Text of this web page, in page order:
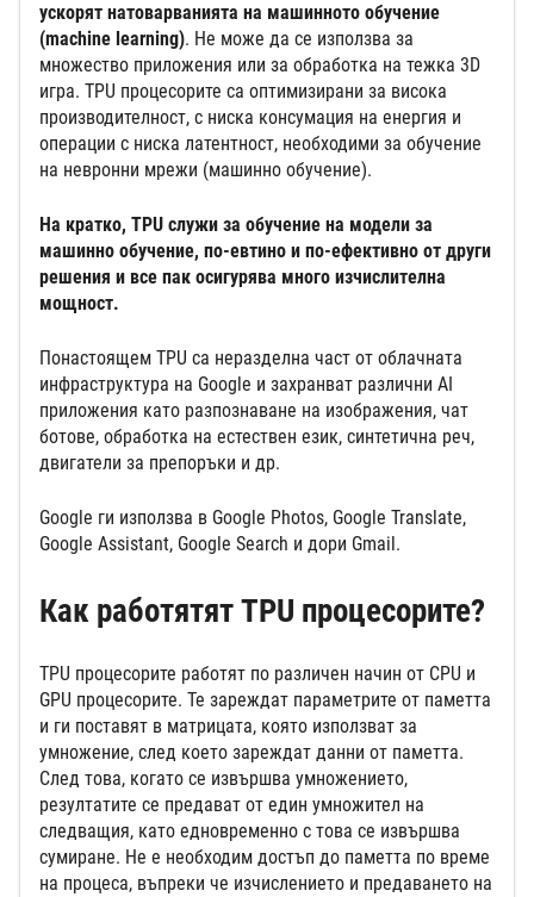
ускорят натоварванията на машинното обучение
(machine learning). Не може да се използва за
множество приложения или за обработка на тежка 3D
игра. TPU процесорите са оптимизирани за висока
производителност, с ниска консумация на енергия и
операции с ниска латентност, необходими за обучение
на невронни мрежи (машинно обучение).
На кратко, TPU служи за обучение на модели за
машинно обучение, по-евтино и по-ефективно от други
решения и все пак осигурява много изчислителна
мощност.
Понастоящем TPU са неразделна част от облачната
инфраструктура на Google и захранват различни AI
приложения като разпознаване на изображения, чат
ботове, обработка на естествен език, синтетична реч,
двигатели за препоръки и др.
Google ги използва в Google Photos, Google Translate,
Google Assistant, Google Search и дори Gmail.
Как работятятTPU процесорите?
TPU процесорите работят по различен начин от CPU и
GPU процесорите. Те зареждат параметрите от паметта
и ги поставят в матрицата, която използват за
умножение, след което зареждат данни от паметта.
След това, когато се извършва умножението,
резултатите се предават от един умножител на
следващия, като едновременно с това се извършва
сумиране. Не е необходим достъп до паметта по време
на процеса, въпреки че изчислението и предаването на